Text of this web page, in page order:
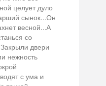
целует дуло
сынок...Он
весной...А
со
двери
нежность
с ума и